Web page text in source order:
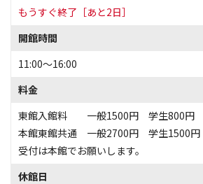
もうすぐ終了［あと2日］
開館時間
11:00～16:00
料金
東館入館料 一般1500円 学生800円
本館東館共通 一般2700円 学生1500円
受付は本館でお願いします。
休館日